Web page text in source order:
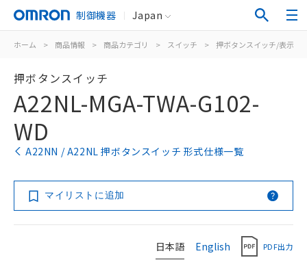
制御機器 Japan
ホーム > 商品情報 > 商品カテゴリ > スイッチ > 押ボタンスイッチ/表示灯
押ボタンスイッチ
A22NL-MGA-TWA-G102-
WD
A22NN / A22NL 押ボタンスイッチ 形式仕様一覧
マイリストに追加
日本語 English PDF出力